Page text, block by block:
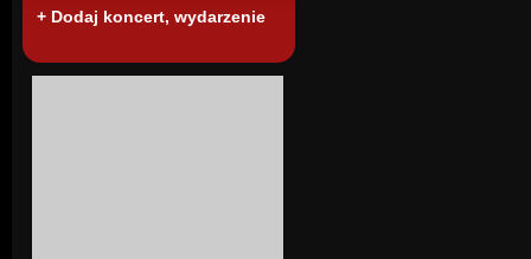
+ Dodaj koncert, wydarzenie